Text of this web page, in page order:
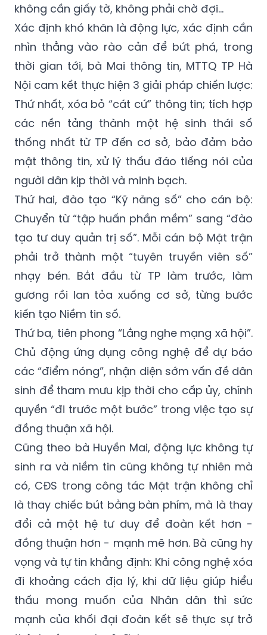
không cần giấy tờ, không phải chờ đợi…
Xác định khó khăn là động lực, xác định cần
nhìn thẳng vào rào cản để bứt phá, trong
thời gian tới, bà Mai thông tin, MTTQ TP Hà
Nội cam kết thực hiện 3 giải pháp chiến lược:
Thứ nhất, xóa bỏ “cát cứ” thông tin; tích hợp
các nền tảng thành một hệ sinh thái số
thống nhất từ TP đến cơ sở, bảo đảm bảo
mật thông tin, xử lý thấu đáo tiếng nói của
người dân kịp thời và minh bạch.
Thứ hai, đào tạo “Kỹ năng số” cho cán bộ:
Chuyển từ “tập huấn phần mềm” sang “đào
tạo tư duy quản trị số”. Mỗi cán bộ Mặt trận
phải trở thành một “tuyên truyền viên số”
nhạy bén. Bắt đầu từ TP làm trước, làm
gương rồi lan tỏa xuống cơ sở, từng bước
kiến tạo Niềm tin số.
Thứ ba, tiên phong “Lắng nghe mạng xã hội”.
Chủ động ứng dụng công nghệ để dự báo
các “điểm nóng”, nhận diện sớm vấn đề dân
sinh để tham mưu kịp thời cho cấp ủy, chính
quyền “đi trước một bước” trong việc tạo sự
đồng thuận xã hội.
Cũng theo bà Huyền Mai, động lực không tự
sinh ra và niềm tin cũng không tự nhiên mà
có, CĐS trong công tác Mặt trận không chỉ
là thay chiếc bút bằng bàn phím, mà là thay
đổi cả một hệ tư duy để đoàn kết hơn -
đồng thuận hơn - mạnh mẽ hơn. Bà cũng hy
vọng và tự tin khẳng định: Khi công nghệ xóa
đi khoảng cách địa lý, khi dữ liệu giúp hiểu
thấu mong muốn của Nhân dân thì sức
mạnh của khối đại đoàn kết sẽ thực sự trở